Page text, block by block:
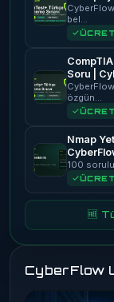
bel…
Soru |
özgün…
Nmap
100
🆓
CyberFlow